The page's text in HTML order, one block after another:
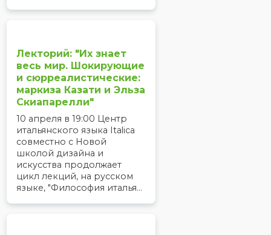
Лекторий: "Их знает
весь мир. Шокирующие
и сюрреалистические:
маркиза Казати и Эльза
Скиапарелли"
10 апреля в 19:00 Центр
итальянского языка Italica
совместно с Новой
школой дизайна и
искусства продолжает
цикл лекций, на русском
языке, "Философия италья...